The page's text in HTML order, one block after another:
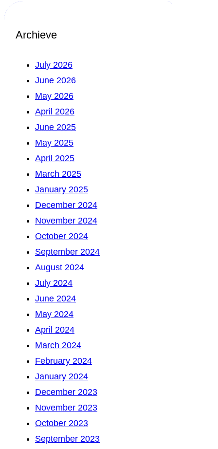
Archieve
July 2026
June 2026
May 2026
April 2026
June 2025
May 2025
April 2025
March 2025
January 2025
December 2024
November 2024
October 2024
September 2024
August 2024
July 2024
June 2024
May 2024
April 2024
March 2024
February 2024
January 2024
December 2023
November 2023
October 2023
September 2023